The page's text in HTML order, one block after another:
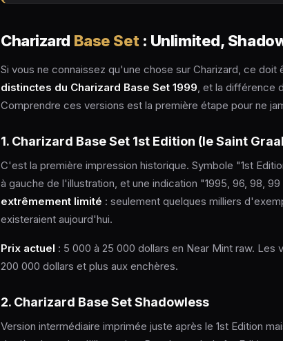
Charizard Base Set : Unlimited,
Si vous ne connaissez qu'une chose sur Charizard, ce doit
distinctes du Charizard Base Set 1999, et la différence
Comprendre ces versions est la première étape pour ne
1. Charizard Base Set 1st Edition (le Saint
C'est la première impression historique. Symbole "1st
à gauche de l'illustration, et une indication "1995, 96, 98,
extrêmement limité : seulement quelques milliers
existeraient aujourd'hui.
Prix actuel : 5 000 à 25 000 dollars en Near Mint raw. Les
200 000 dollars et plus aux enchères.
2. Charizard Base Set Shadowless
Version intermédiaire imprimée juste après le 1st Edition